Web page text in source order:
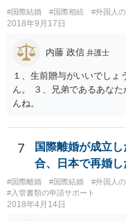
#国際結婚 #国際相続 #外国人
2018年9月17日
内藤 政信 弁護士
１、生前贈与がいいでしょ
ん。 ３、兄弟であるあな
んね。
7
国際離婚が成立
合、日本で再婚
#国際離婚 #国際結婚
#外国人
#入管書類の申請サポート
2018年4月14日